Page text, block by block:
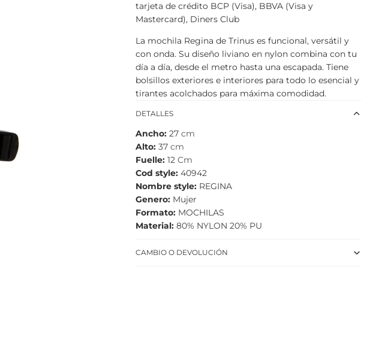
tarjeta de crédito BCP (Visa), BBVA (Visa y
Mastercard), Diners Club
La mochila Regina de Trinus es funcional, versátil y
con onda. Su diseño liviano en nylon combina con tu
día a día, desde el metro hasta una escapada. Tiene
bolsillos exteriores e interiores para todo lo esencial y
tirantes acolchados para máxima comodidad.
DETALLES
Ancho 27 cm
Alto 37 cm
Fuelle 12 Cm
Cod style 40942
Nombre style REGINA
Genero Mujer
Formato MOCHILAS
Material 80% NYLON 20% PU
CAMBIO O DEVOLUCIÓN